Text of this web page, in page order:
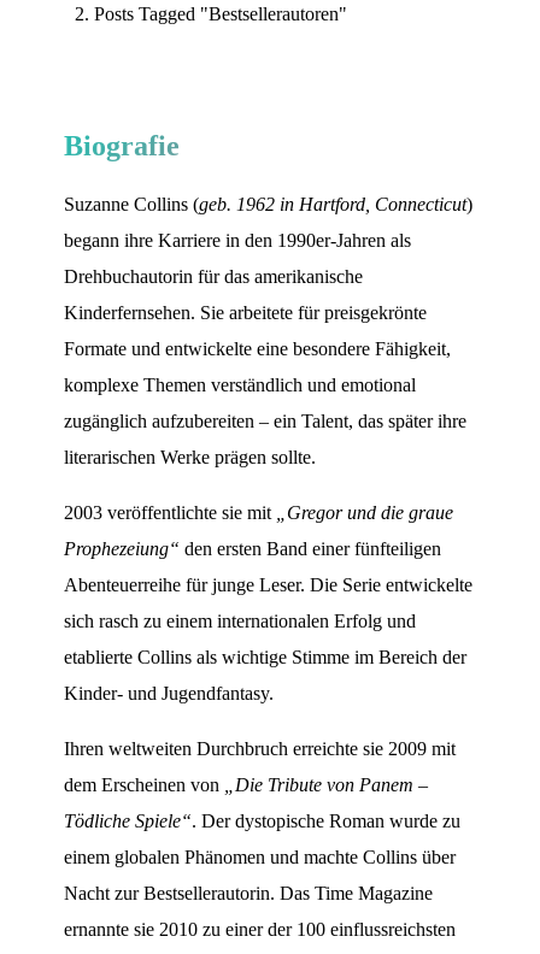
Posts Tagged "Bestsellerautoren"
Biografie
Suzanne Collins (geb. 1962 in Hartford, Connecticut)
begann ihre Karriere in den 1990er-Jahren als
Drehbuchautorin für das amerikanische
Kinderfernsehen. Sie arbeitete für preisgekrönte
Formate und entwickelte eine besondere Fähigkeit,
komplexe Themen verständlich und emotional
zugänglich aufzubereiten – ein Talent, das später ihre
literarischen Werke prägen sollte.
2003 veröffentlichte sie mit
„Gregor und die graue
Prophezeiung“ den ersten Band einer fünfteiligen
Abenteuerreihe für junge Leser. Die Serie entwickelte
sich rasch zu einem internationalen Erfolg und
etablierte Collins als wichtige Stimme im Bereich der
Kinder- und Jugendfantasy.
Ihren weltweiten Durchbruch erreichte sie 2009 mit
dem Erscheinen von
„Die Tribute von Panem –
Tödliche Spiele“. Der dystopische Roman wurde zu
einem globalen Phänomen und machte Collins über
Nacht zur Bestsellerautorin. Das Time Magazine
ernannte sie 2010 zu einer der 100 einflussreichsten